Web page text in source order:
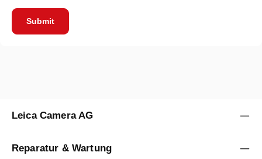
Submit
Leica Camera AG
Reparatur & Wartung